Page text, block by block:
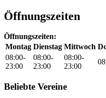
Öffnungszeiten
Öffnungszeiten:
Montag Dienstag Mittwoch
08:00-
23:00
08:00-
23:00
08:00-
23:00
Beliebte Vereine